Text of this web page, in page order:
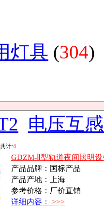
灯具 (304)
电压互
共计:4
GDZM-Ⅱ型轨道夜间照明设
产品品牌：国标产品
产品产地：上海
参考价格：厂价直销
详细内容： >>>